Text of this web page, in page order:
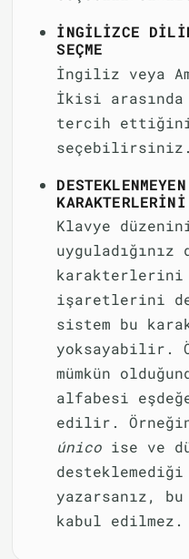
İNGILIZCE
SEÇME
İngiliz veya
İkisi arasında
tercih
seçebilirsiniz.
Klavye
karakterlerini
işaretlerini
sistem bu
yoksayabilir.
mümkün
alfabesi
edilir.
único ise ve
yazarsanız,
kabul edilmez.